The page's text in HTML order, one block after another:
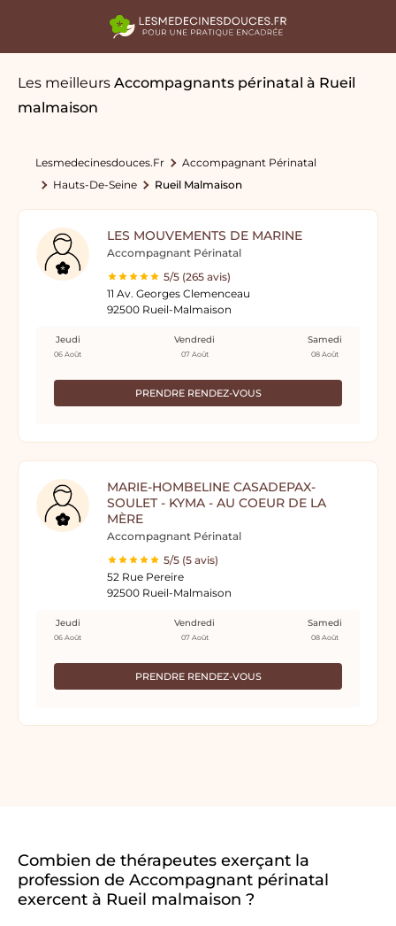
Les meilleurs Accompagnants périnatal à Rueil
malmaison
Lesmedecinesdouces.fr
Accompagnant Périnatal
Hauts-De-Seine
Rueil Malmaison
LES MOUVEMENTS DE MARINE
Accompagnant Périnatal
5/5 (265 avis)
11 Av. Georges Clemenceau
92500 Rueil-Malmaison
PRENDRE RENDEZ-VOUS
Jeudi
06 Août
Vendredi
07 Août
Samedi
08 Août
MARIE-HOMBELINE CASADEPAX-
SOULET - KYMA - AU COEUR DE LA
MÈRE
Accompagnant Périnatal
5/5 (5 avis)
52 Rue Pereire
92500 Rueil-Malmaison
PRENDRE RENDEZ-VOUS
Jeudi
06 Août
Vendredi
07 Août
Samedi
08 Août
Combien de thérapeutes exerçant la
profession de Accompagnant périnatal
exercent à Rueil malmaison ?